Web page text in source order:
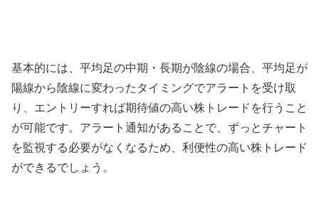
基本的には、平均足の中期・長期が陰線の場合、平均足が
陽線から陰線に変わったタイミングでアラートを受け取
り、エントリーすれば期待値の高い株トレードを行うこと
が可能です。アラート通知があることで、ずっとチャート
を監視する必要がなくなるため、利便性の高い株トレード
ができるでしょう。